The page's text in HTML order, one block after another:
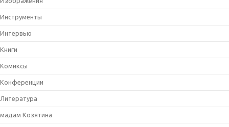
Инструменты
Интервью
Книги
Комиксы
Конференции
Литература
мадам Козятина